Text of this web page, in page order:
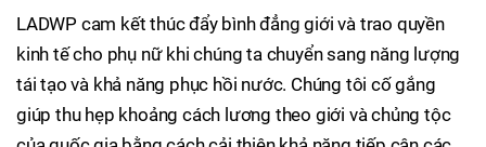
LADWP cam kết thúc đẩy bình đẳng giới và trao quyền
kinh tế cho phụ nữ khi chúng ta chuyển sang năng lượng
tái tạo và khả năng phục hồi nước. Chúng tôi cố gắng
giúp thu hẹp khoảng cách lương theo giới và chủng tộc